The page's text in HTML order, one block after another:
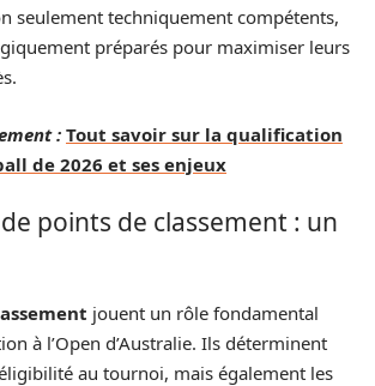
seulement techniquement compétents,
préparés pour maximiser leurs
: Tout savoir sur la qualification
de 2026 et ses enjeux
points de classement : un
jouent un rôle fondamental
à l’Open d’Australie. Ils déterminent
au tournoi, mais également les